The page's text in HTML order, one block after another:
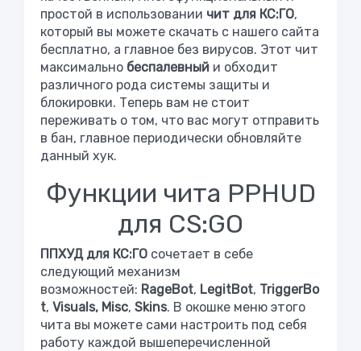
простой в использовании чит для КС:ГО,
который вы можете скачать с нашего сайта
бесплатно, а главное без вирусов. Этот чит
максимально беспалевный и обходит
различного рода системы защиты и
блокировки. Теперь вам не стоит
переживать о том, что вас могут отправить
в бан, главное периодически обновляйте
данный хук.
Функции чита PPHUD
для CS:GO
ППХУД для КС:ГО сочетает в себе
следующий механизм
возможностей: RageBot, LegitBot, TriggerBo
t, Visuals, Misc, Skins. В окошке меню этого
чита вы можете сами настроить под себя
работу каждой вышеперечисленной